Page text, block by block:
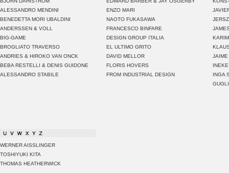
ALESSANDRO MENDINI
BENEDETTA MORI UBALDINI
ANDERSSEN & VOLL
BIG-GAME
BROGLIATO TRAVERSO
ANDRIES & HIROKO VAN ONCK
BEBA RESTELLI & DENIS GUIDONE
ALESSANDRO STABILE
ENZO MARI
NAOTO FUKASAWA
FRANCESCO BINFARE
DESIGN GROUP ITALIA
EL ULTIMO GRITO
DAVID MELLOR
FLORIS HOVERS
FROM INDUSTRIAL DESIGN
JAIME
INGA
WERNER AISSLINGER
TOSHIYUKI KITA
THOMAS HEATHERWICK